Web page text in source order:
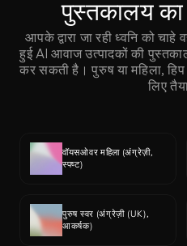
पुस्तकालय
आपके द्वारा जा रही ध्वनि को
हुई AI आवाज उत्पादकों की
कर सकती है। पुरुष या महिला,
लिए
वॉयसओवर महिला (अंग्रेज़ी,
स्पष्ट)
पुरुष स्वर (अंग्रेज़ी (UK),
आकर्षक)